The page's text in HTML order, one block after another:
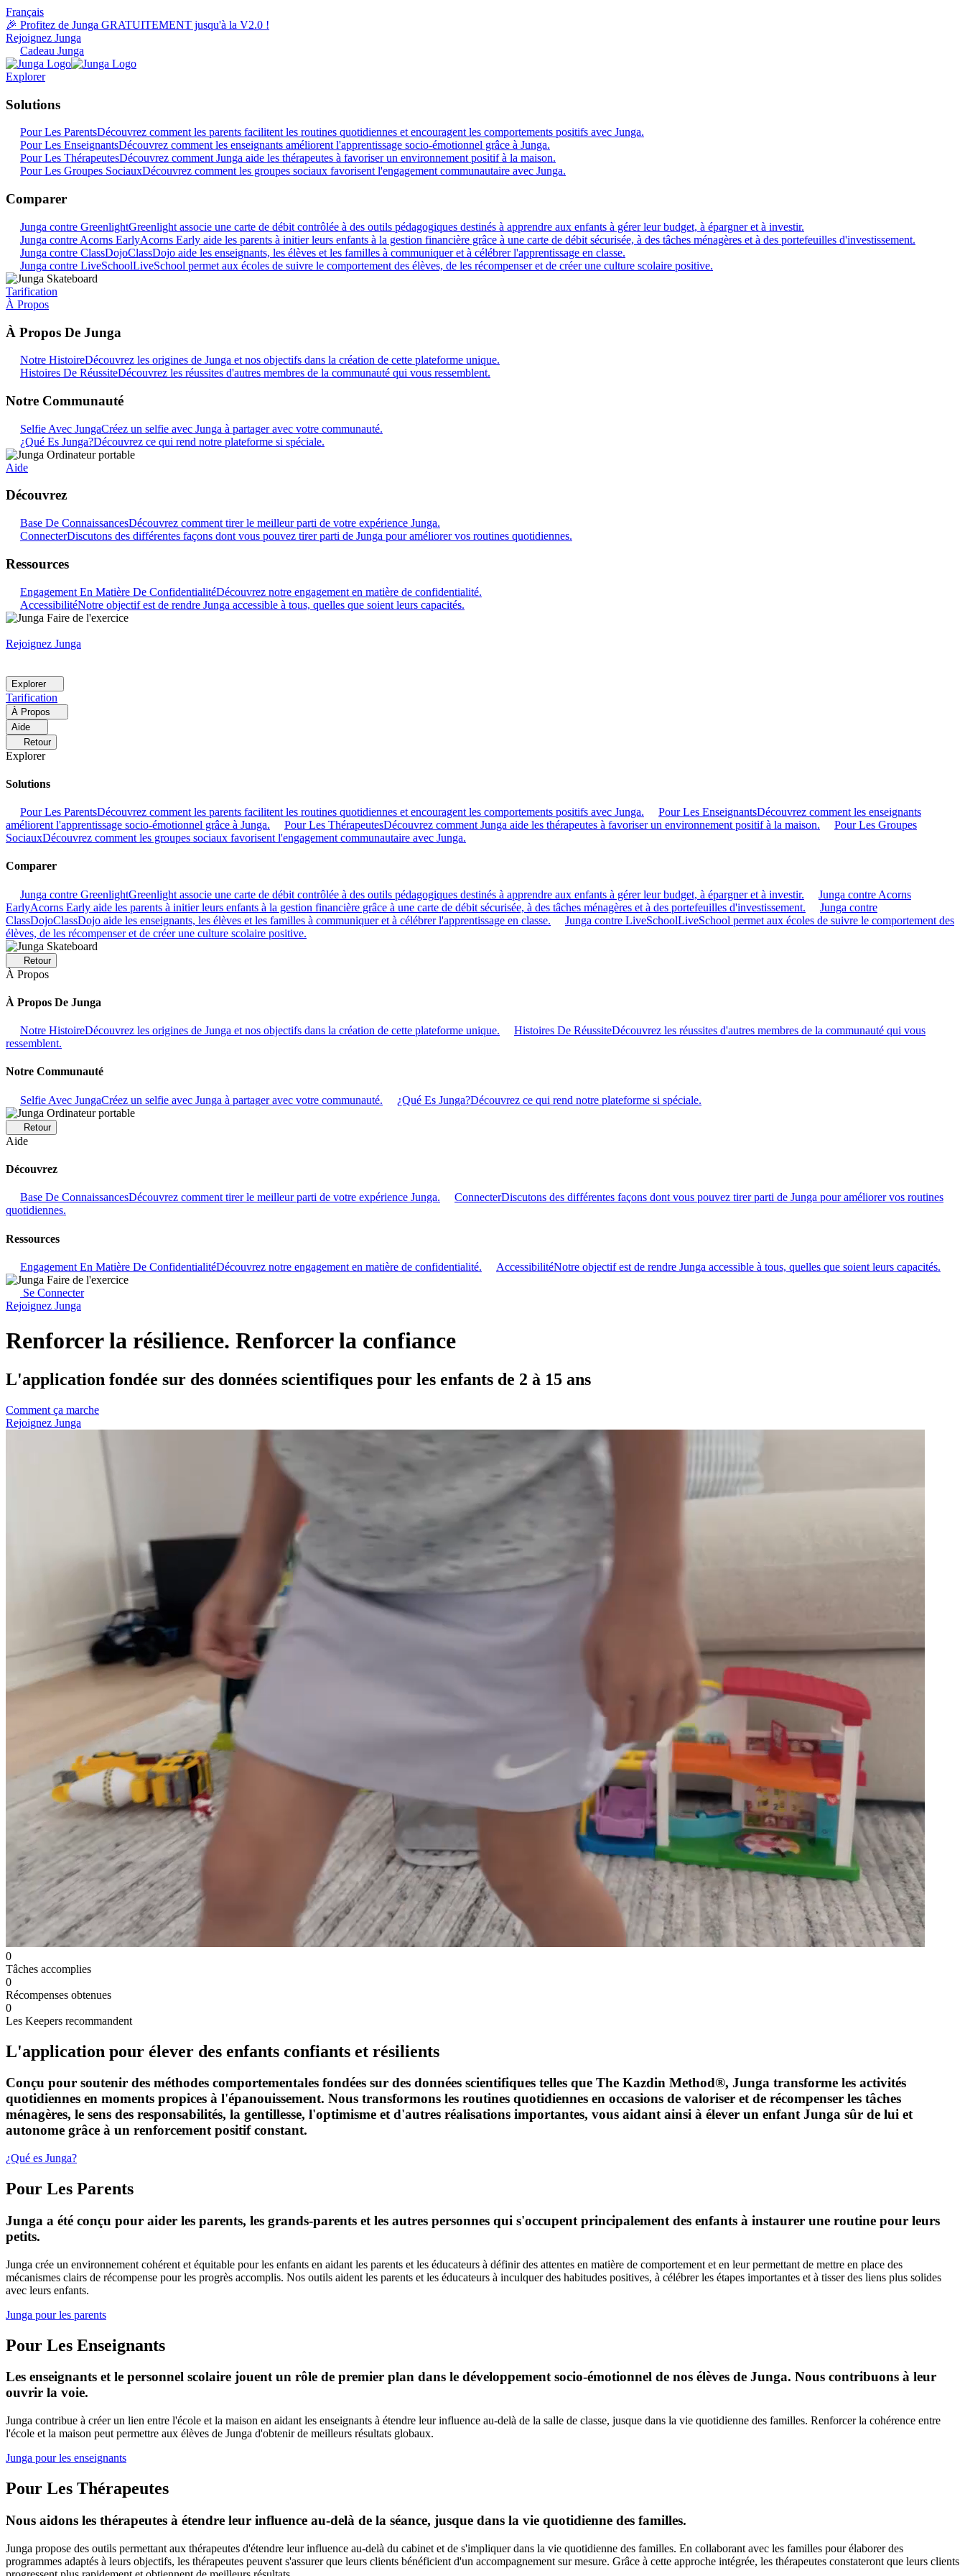
Français
🎉 Profitez de Junga GRATUITEMENT jusqu'à la V2.0 !
Rejoignez Junga
Cadeau Junga
Explorer
Solutions
Pour Les ParentsDécouvrez comment les parents facilitent les routines quotidiennes et encouragent les comportements positifs avec Junga.
Pour Les EnseignantsDécouvrez comment les enseignants améliorent l'apprentissage socio-émotionnel grâce à Junga.
Pour Les ThérapeutesDécouvrez comment Junga aide les thérapeutes à favoriser un environnement positif à la maison.
Pour Les Groupes SociauxDécouvrez comment les groupes sociaux favorisent l'engagement communautaire avec Junga.
Comparer
Junga contre GreenlightGreenlight associe une carte de débit contrôlée à des outils pédagogiques destinés à apprendre aux enfants à gérer leur budget, à épargner et à investir.
Junga contre Acorns EarlyAcorns Early aide les parents à initier leurs enfants à la gestion financière grâce à une carte de débit sécurisée, à des tâches ménagères et à des portefeuilles d'investissement.
Junga contre ClassDojoClassDojo aide les enseignants, les élèves et les familles à communiquer et à célébrer l'apprentissage en classe.
Junga contre LiveSchoolLiveSchool permet aux écoles de suivre le comportement des élèves, de les récompenser et de créer une culture scolaire positive.
Tarification
À Propos
À Propos De Junga
Notre HistoireDécouvrez les origines de Junga et nos objectifs dans la création de cette plateforme unique.
Histoires De RéussiteDécouvrez les réussites d'autres membres de la communauté qui vous ressemblent.
Notre Communauté
Selfie Avec JungaCréez un selfie avec Junga à partager avec votre communauté.
¿Qué Es Junga?Découvrez ce qui rend notre plateforme si spéciale.
Aide
Découvrez
Base De ConnaissancesDécouvrez comment tirer le meilleur parti de votre expérience Junga.
ConnecterDiscutons des différentes façons dont vous pouvez tirer parti de Junga pour améliorer vos routines quotidiennes.
Ressources
Engagement En Matière De ConfidentialitéDécouvrez notre engagement en matière de confidentialité.
AccessibilitéNotre objectif est de rendre Junga accessible à tous, quelles que soient leurs capacités.
Rejoignez Junga
Explorer
Tarification
À Propos
Aide
Retour
Explorer
Solutions
Pour Les ParentsDécouvrez comment les parents facilitent les routines quotidiennes et encouragent les comportements positifs avec Junga. Pour Les EnseignantsDécouvrez comment les enseignants
améliorent l'apprentissage socio-émotionnel grâce à Junga.
Pour Les ThérapeutesDécouvrez comment Junga aide les thérapeutes à favoriser un environnement positif à la maison.
Pour Les Groupes
SociauxDécouvrez comment les groupes sociaux favorisent l'engagement communautaire avec Junga.
Comparer
Junga contre GreenlightGreenlight associe une carte de débit contrôlée à des outils pédagogiques destinés à apprendre aux enfants à gérer leur budget, à épargner et à investir.
Junga contre Acorns
EarlyAcorns Early aide les parents à initier leurs enfants à la gestion financière grâce à une carte de débit sécurisée, à des tâches ménagères et à des portefeuilles d'investissement.
Junga contre
ClassDojoClassDojo aide les enseignants, les élèves et les familles à communiquer et à célébrer l'apprentissage en classe. Junga contre LiveSchoolLiveSchool permet aux écoles de suivre le comportement des
élèves, de les récompenser et de créer une culture scolaire positive.
Retour
À Propos
À Propos De Junga
Notre HistoireDécouvrez les origines de Junga et nos objectifs dans la création de cette plateforme unique. Histoires De RéussiteDécouvrez les réussites d'autres membres de la communauté qui vous
ressemblent.
Notre Communauté
Selfie Avec JungaCréez un selfie avec Junga à partager avec votre communauté. ¿Qué Es Junga?Découvrez ce qui rend notre plateforme si spéciale.
Retour
Aide
Découvrez
Base De ConnaissancesDécouvrez comment tirer le meilleur parti de votre expérience Junga. ConnecterDiscutons des différentes façons dont vous pouvez tirer parti de Junga pour améliorer vos routines
quotidiennes.
Ressources
Engagement En Matière De ConfidentialitéDécouvrez notre engagement en matière de confidentialité. AccessibilitéNotre objectif est de rendre Junga accessible à tous, quelles que soient leurs capacités.
Se Connecter
Rejoignez Junga
Renforcer la résilience. Renforcer la confiance
L'application fondée sur des données scientifiques pour les enfants de 2 à 15 ans
Comment ça marche
Rejoignez Junga
0
Tâches accomplies
0
Récompenses obtenues
0
Les Keepers recommandent
L'application pour élever des enfants confiants et résilients
Conçu pour soutenir des méthodes comportementales fondées sur des données scientifiques telles que The Kazdin Method®, Junga transforme les activités
quotidiennes en moments propices à l'épanouissement. Nous transformons les routines quotidiennes en occasions de valoriser et de récompenser les tâches
ménagères, le sens des responsabilités, la gentillesse, l'optimisme et d'autres réalisations importantes, vous aidant ainsi à élever un enfant Junga sûr de lui et
autonome grâce à un renforcement positif constant.
¿Qué es Junga?
Pour Les Parents
Junga a été conçu pour aider les parents, les grands-parents et les autres personnes qui s'occupent principalement des enfants à instaurer une routine pour leurs
petits.
Junga crée un environnement cohérent et équitable pour les enfants en aidant les parents et les éducateurs à définir des attentes en matière de comportement et en leur permettant de mettre en place des
mécanismes clairs de récompense pour les progrès accomplis. Nos outils aident les parents et les éducateurs à inculquer des habitudes positives, à célébrer les étapes importantes et à tisser des liens plus solides
avec leurs enfants.
Junga pour les parents
Pour Les Enseignants
Les enseignants et le personnel scolaire jouent un rôle de premier plan dans le développement socio-émotionnel de nos élèves de Junga. Nous contribuons à leur
ouvrir la voie.
Junga contribue à créer un lien entre l'école et la maison en aidant les enseignants à étendre leur influence au-delà de la salle de classe, jusque dans la vie quotidienne des familles. Renforcer la cohérence entre
l'école et la maison peut permettre aux élèves de Junga d'obtenir de meilleurs résultats globaux.
Junga pour les enseignants
Pour Les Thérapeutes
Nous aidons les thérapeutes à étendre leur influence au-delà de la séance, jusque dans la vie quotidienne des familles.
Junga propose des outils permettant aux thérapeutes d'étendre leur influence au-delà du cabinet et de s'impliquer dans la vie quotidienne des familles. En collaborant avec les familles pour élaborer des
programmes adaptés à leurs objectifs, les thérapeutes peuvent s'assurer que leurs clients bénéficient d'un accompagnement sur mesure. Grâce à cette approche intégrée, les thérapeutes constateront que leurs clients